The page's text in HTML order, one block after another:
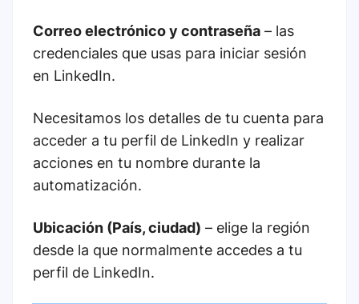
Correo electrónico y contraseña – las
credenciales que usas para iniciar sesión
en LinkedIn.
Necesitamos los detalles de tu cuenta para
acceder a tu perfil de LinkedIn y realizar
acciones en tu nombre durante la
automatización.
Ubicación (País, ciudad) – elige la región
desde la que normalmente accedes a tu
perfil de LinkedIn.